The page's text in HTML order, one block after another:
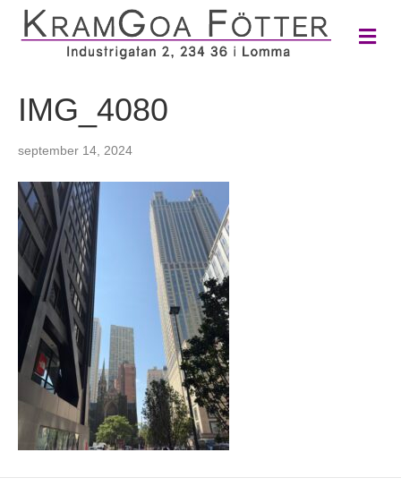
M
e
IMG_4080
september 14, 2024